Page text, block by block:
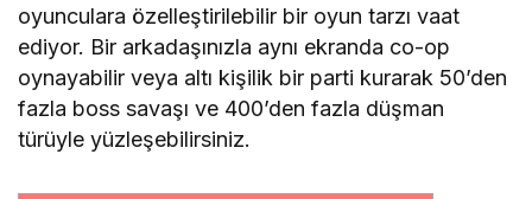
oyunculara özelleştirilebilir bir oyun tarzı vaat
ediyor. Bir arkadaşınızla aynı ekranda co-op
oynayabilir veya altı kişilik bir parti kurarak 50’den
fazla boss savaşı ve 400’den fazla düşman
türüyle yüzleşebilirsiniz.